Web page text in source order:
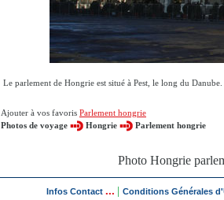
Le parlement de Hongrie est situé à Pest, le long du Danube.
Ajouter à vos favoris Parlement hongrie
Photos de voyage
Hongrie Parlement hongrie
Photo Hongrie
Infos Contact ... Conditions Générales